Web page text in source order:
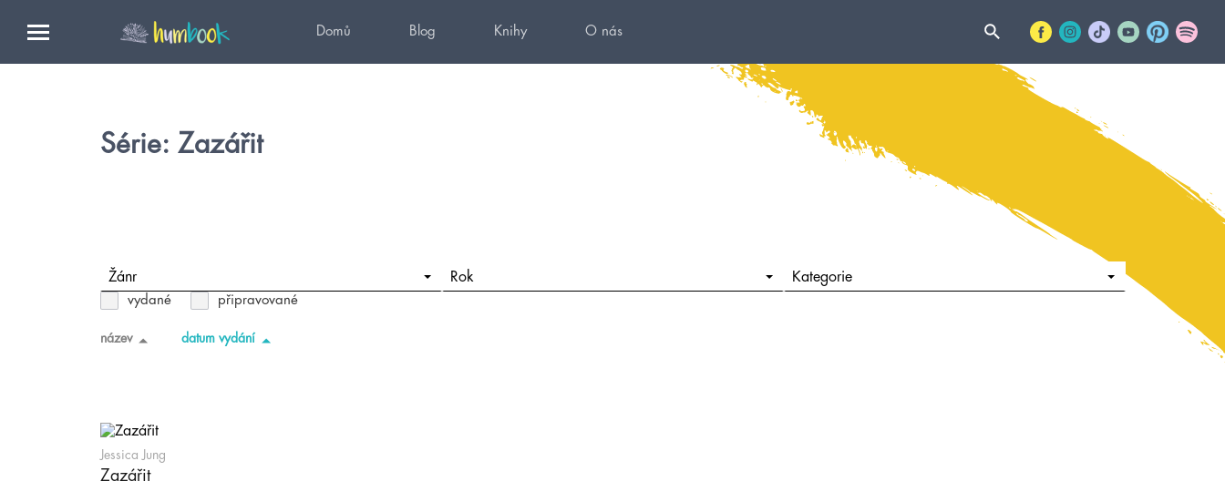
Domů Blog Knihy O nás
Série: Zazářit
Žánr Rok Kategorie
vydané připravované
název datum vydání
Jessica Jung
Zazářit